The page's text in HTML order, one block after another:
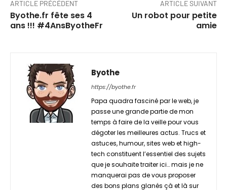
ARTICLE PRÉCÉDENT
Byothe.fr fête ses 4
ans !!! #4AnsByotheFr
ARTICLE SUIVANT
Un robot pour petite
amie
Byothe
https://byothe.fr
Papa quadra fasciné par le web, je
passe une grande partie de mon
temps à faire de la veille pour vous
dégoter les meilleures actus. Trucs et
astuces, humour, sites web et high-
tech constituent l’essentiel des sujets
que je souhaite traiter ici… mais je ne
manquerai pas de vous proposer
des bons plans glanés çà et là sur